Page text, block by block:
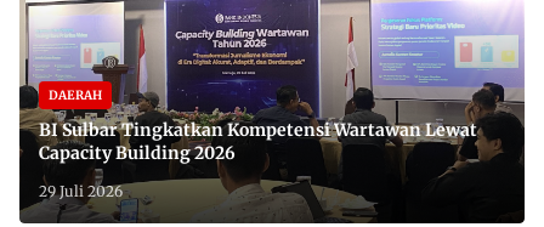
DAERAH
BI Sulbar Tingkatkan Kompetensi Wartawan Lewat
Capacity Building 2026
29 Juli 2026